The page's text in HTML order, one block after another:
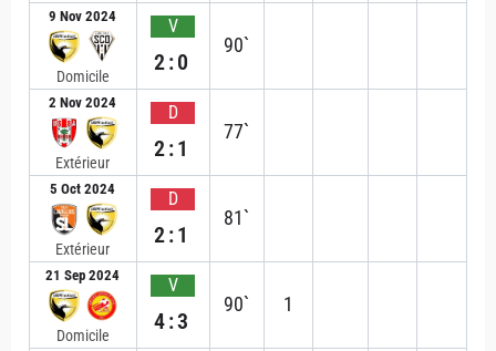
9 Nov 2024
Domicile
V
2:0
90`
2 Nov 2024
Extérieur
D
2:1
77`
5 Oct 2024
Extérieur
D
2:1
81`
21 Sep 2024
Domicile
V
4:3
90` 1